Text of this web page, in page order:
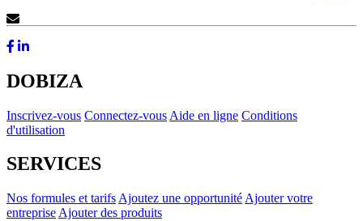
DOBIZA
Inscrivez-vous Connectez-vous Aide en ligne Conditions
d'utilisation
SERVICES
Nos formules et tarifs Ajoutez une opportunité Ajouter votre
entreprise Ajouter des produits